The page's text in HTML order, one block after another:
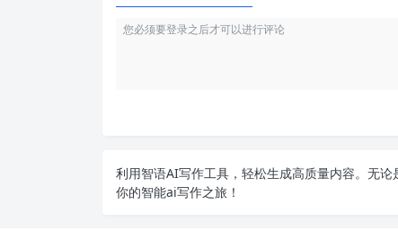
利用智语AI写作工具，轻松生成高质量内容。无
你的智能ai写作之旅！